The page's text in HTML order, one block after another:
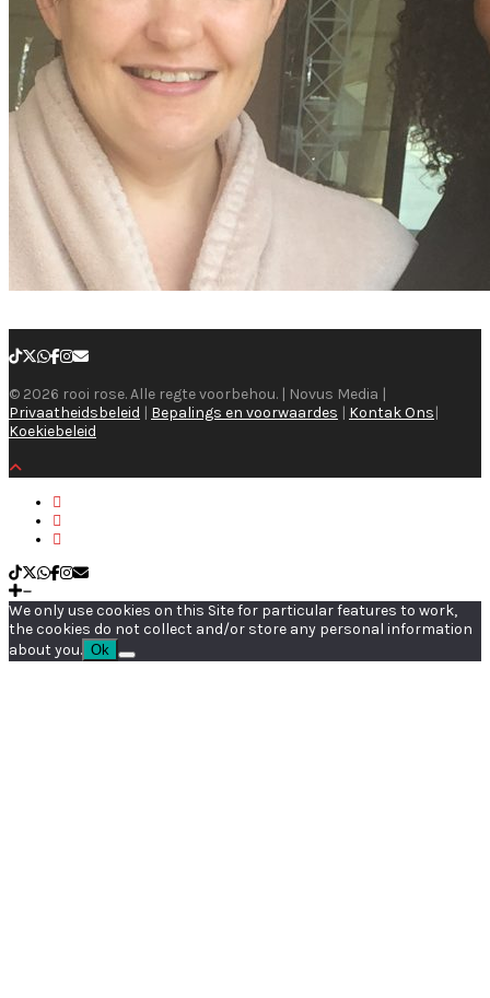
© 2026 rooi rose. Alle regte voorbehou. | Novus Media |
Privaatheidsbeleid | Bepalings en voorwaardes | Kontak Ons|
Koekiebeleid
We only use cookies on this Site for particular features to work,
the cookies do not collect and/or store any personal information
about you. Ok